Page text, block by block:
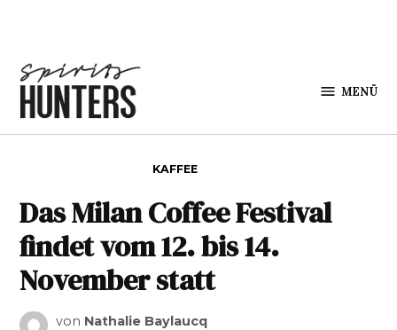
MENÜ
KAFFEE
Das Milan Coffee Festival
findet vom 12. bis 14.
November statt
von Nathalie Baylaucq